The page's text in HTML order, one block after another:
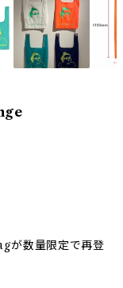
が数量限定で再登